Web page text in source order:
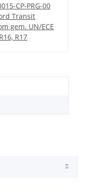
CP-PRG-00
Transit
gem. UN/ECE
R17